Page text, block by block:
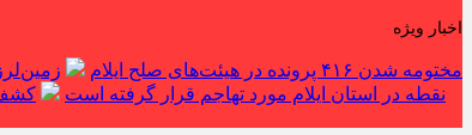
اخبار ویژه
مختومه شدن ۴۱۶ پرونده در هیئت‌های صلح ایلام زمین‌لرزه ۴/۲ ریشتری دره شهر
نقطه در استان ایلام مورد تهاجم قرار گرفته است
کشف